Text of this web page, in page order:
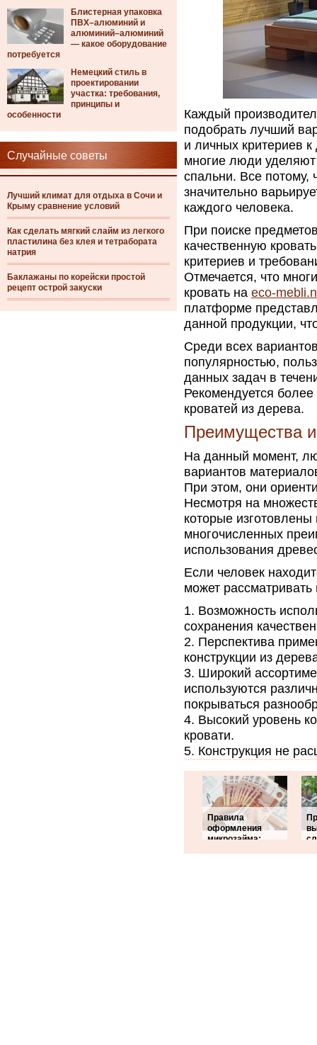
Блистерная упаковка
ПВХ–алюминий и
алюминий–алюминий
— какое оборудование
потребуется
Немецкий стиль в
проектировании
участка: требования,
принципы и
особенности
Случайные советы
Лучший климат для отдыха в Сочи и
Крыму сравнение условий
Как сделать мягкий слайм из легкого
пластилина без клея и тетрабората
натрия
Баклажаны по корейски простой
рецепт острой закуски
Каждый
подобрать лучший
и личных критериев
многие люди уделяют
спальни. Все потому,
значительно
каждого человека.
При поиске
качественную
критериев и
Отмечается, что
кровать на eco-
платформе
данной продукции,
Среди всех
популярностью,
данных задач в
Рекомендуется
кроватей из дерева.
Преимущества
На данный момент,
вариантов
При этом, они
Несмотря на
которые
многочисленных
использования
Если человек
может
Возможность
сохранения
Перспектива
конструкции из
Широкий
используются
покрываться
Высокий уровень
кровати.
Конструкция не
Правила
оформления
микрозайма: